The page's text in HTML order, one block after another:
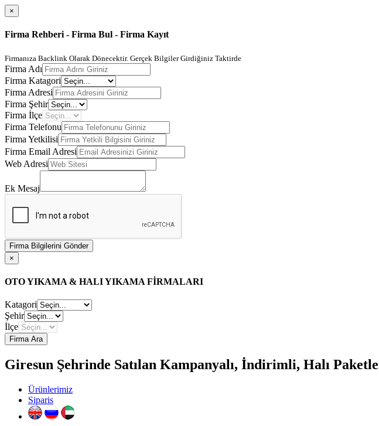
×
Firma Rehberi - Firma Bul - Firma Kayıt
Firmanıza Backlink Olarak Dönecektir. Gerçek Bilgiler Girdiğiniz Taktirde
Firma Adı
Firma Katagori
Firma Adresi
Firma Şehir
Firma İlçe
Firma Telefonu
Firma Yetkilisi
Firma Email Adresi
Web Adresi
Ek Mesaj
Firma Bilgilerini Gönder
×
OTO YIKAMA & HALI YIKAMA FİRMALARI
Katagori
Şehir
İlçe
Firma Ara
Giresun Şehrinde Satılan Kampanyalı, İndirimli, Halı
Ürünlerimiz
Siparis